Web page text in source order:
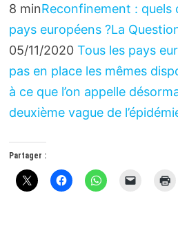
8 minReconfinement : quels
pays européens ?La
05/11/2020Tous les pays
pas en place les mêmes
à ce que l’on appelle
deuxième vague de
Partager :